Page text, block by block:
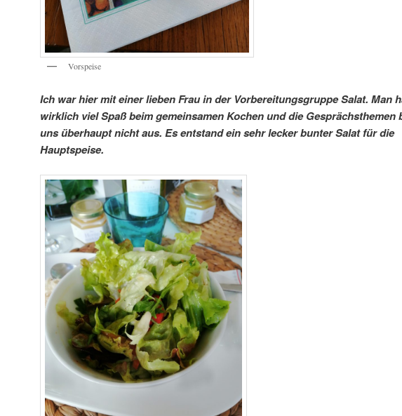
Vorspeise
Ich war hier mit einer lieben Frau in der Vorbereitungsgruppe Salat. Man
wirklich viel Spaß beim gemeinsamen Kochen und die Gesprächsthemen
uns überhaupt nicht aus. Es entstand ein sehr lecker bunter Salat für die
Hauptspeise.